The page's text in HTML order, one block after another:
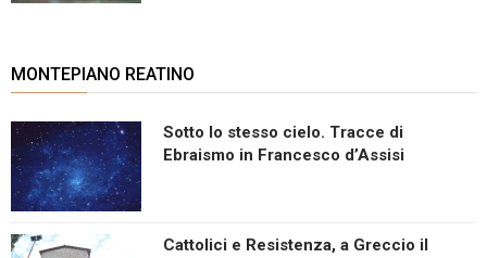
MONTEPIANO REATINO
Sotto lo stesso cielo. Tracce di
Ebraismo in Francesco d’Assisi
Cattolici e Resistenza, a Greccio il